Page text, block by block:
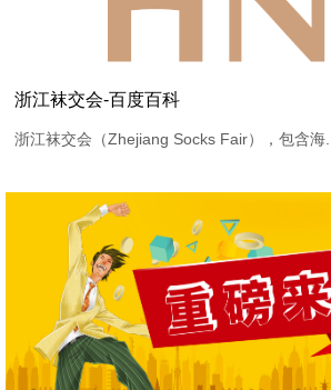
浙江袜交会-百度百科
浙江袜交会（Zhejiang Socks Fair），包含海...